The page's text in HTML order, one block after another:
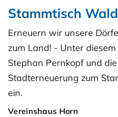
Stammtisch
Erneuern wir unsere
zum Land! - Unter
Stephan Pernkopf und
Stadterneuerung zum
ein.
Vereinshaus Horn